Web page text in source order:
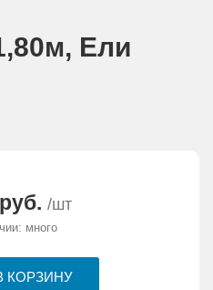
Eли
/шт
много